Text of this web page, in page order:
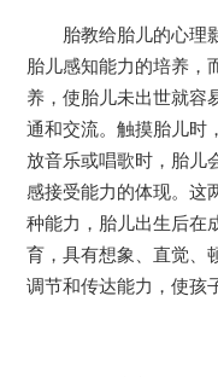
胎教给胎儿的心理影
胎儿感知能力的培养，
养，使胎儿未出世就容
通和交流。触摸胎儿时
放音乐或唱歌时，胎儿
感接受能力的体现。这
种能力，胎儿出生后在
育，具有想象、直觉、
调节和传达能力，使孩